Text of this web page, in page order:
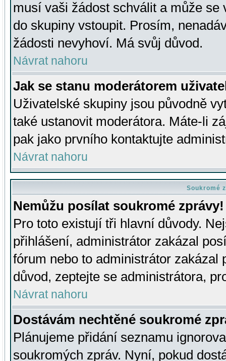
musí vaši žádost schválit a může se
do skupiny vstoupit. Prosím,
žádosti nevyhoví. Má svůj důvod.
Návrat nahoru
Jak se stanu moderátorem
Uživatelské skupiny jsou původně
také ustanovit moderátora. Máte-li
pak jako prvního kontaktujte
Návrat nahoru
Soukromé
Nemůžu posílat soukromé zprávy!
Pro toto existují tři hlavní důvody.
přihlášení, administrátor zakázal
fórum nebo to administrátor zakázal
důvod, zeptejte se administrátora,
Návrat nahoru
Dostávám nechtěné soukromé
Plánujeme přidání seznamu
soukromých zpráv. Nyní, pokud